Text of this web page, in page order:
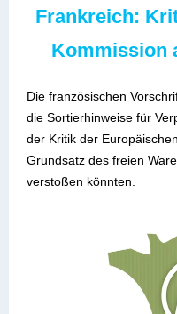
Frankreich:
Kommission
Die französischen
die Sortierhinweise für
der Kritik der
Grundsatz des freien
verstoßen könnten.